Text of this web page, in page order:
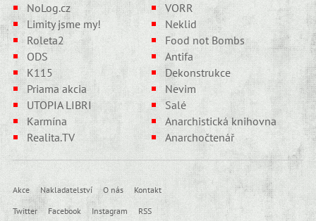
NoLog.cz
VORR
Limity jsme my!
Neklid
Roleta2
Food not Bombs
ODS
Antifa
K115
Dekonstrukce
Priama akcia
Nevim
UTOPIA LIBRI
Salé
Karmína
Anarchistická knihovna
Realita.TV
Anarchočtenář
Akce Nakladatelství O nás
Kontakt
Twitter
Facebook Instagram RSS